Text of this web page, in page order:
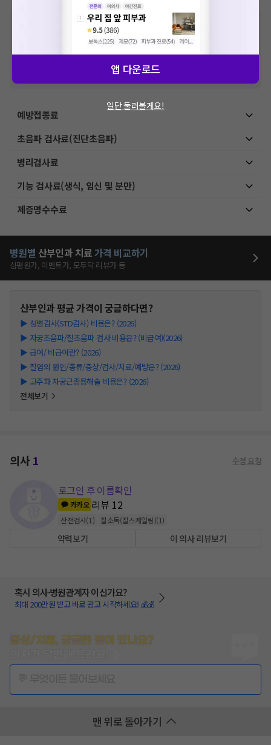
비급여 항목의 경우,추가비용 등으로 실제 가격과 상이할 수 있으니, 정확
한 가격은 해당 의료기관에 직접 문의해주세요.
건강보험심사평가원에 고지되어 있는 급여 진료 기준 가
격입니다. (진료와 연관된 복합적인 비용이 추가되어, 병원마다 금액이 다르게
산정될 수 있는 점 참고 바랍니다.)
VAT 포함
예방접종료
초음파 검사료(진단초음파)
병리검사료
기능 검사료(생식, 임신 및 분만)
제증명수수료
병원별 산부인과 치료가격 비교하기
심평원가, 이벤트가, 모두닥 리뷰가 등
산부인과평균 가격이 궁금하다면?
▶ 성병검사(STD검사) 비용은? (2026)
▶ 자궁초음파/질초음파 검사 비용은? (비급여)(2026)
▶ 급여/ 비급여란? (2026)
▶ 질염의 원인/종류/증상/검사/치료/예방은? (2026)
▶ 고주파 자궁근종용해술 비용은? (2026)
전체보기
의사1 수정 요청
로그인 후 이름확인
카카오 리뷰 12
산전검사(1 ) 질소독(질스케일링)(1)
약력보기 이 의사 리뷰보기
혹시 의사·병원관계자 이신가요?
최대 200만원 받고 바로 광고 시작하세요! 💰💰
증상/치료, 궁금한 점이 있나요?
맨 위로 돌아가기
앱 다운로드
일단 둘러볼게요!